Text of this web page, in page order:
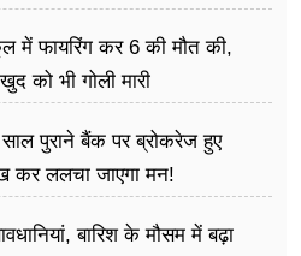
में फायरिंग कर 6 की मौत की,
को भी गोली मारी
पुराने बैंक पर ब्रोकरेज हुए
कर ललचा जाएगा मन!
बारिश के मौसम में बढ़ा